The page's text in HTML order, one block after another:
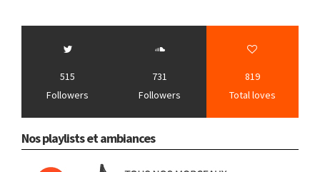
515
Followers
731
Followers
819
Total loves
Nos playlists et ambiances